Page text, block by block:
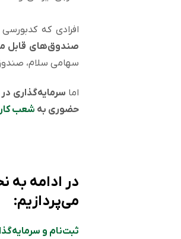
افرادی که کدبورسی
صندوق‌‌های قابل
سهامی سلام،
اما سرمایه‌گذاری
حضوری به شعب
در ادامه به
می‌پردازیم:
ثبت‌نام و